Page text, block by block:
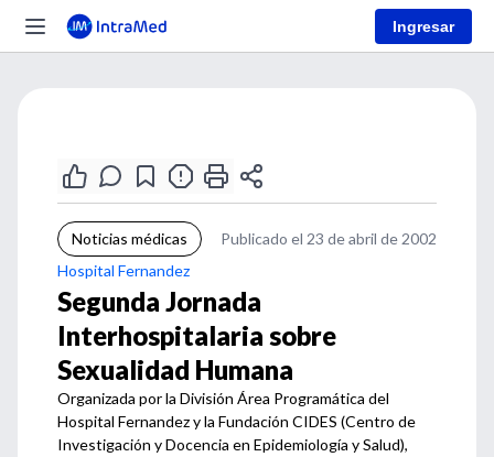
Ingresar
Noticias médicas
Publicado el 23 de abril de 2002
Hospital Fernandez
Segunda Jornada
Interhospitalaria sobre
Sexualidad Humana
Organizada por la División Área Programática del
Hospital Fernandez y la Fundación CIDES (Centro de
Investigación y Docencia en Epidemiología y Salud),